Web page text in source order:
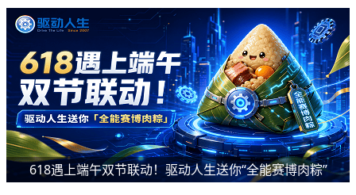
618遇上端午双节联动！驱动人生送你“全能赛博肉粽”